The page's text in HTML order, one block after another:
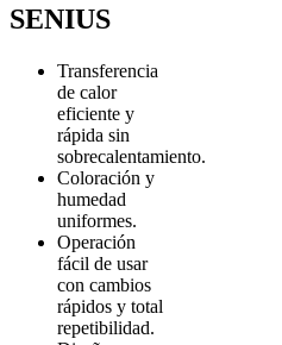
SENIUS
Transferencia
de calor
eficiente y
rápida sin
sobrecalentamiento.
Coloración y
humedad
uniformes.
Operación
fácil de usar
con cambios
rápidos y total
repetibilidad.